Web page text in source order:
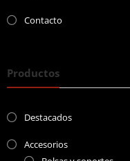
Contacto
Productos
Destacados
Accesorios